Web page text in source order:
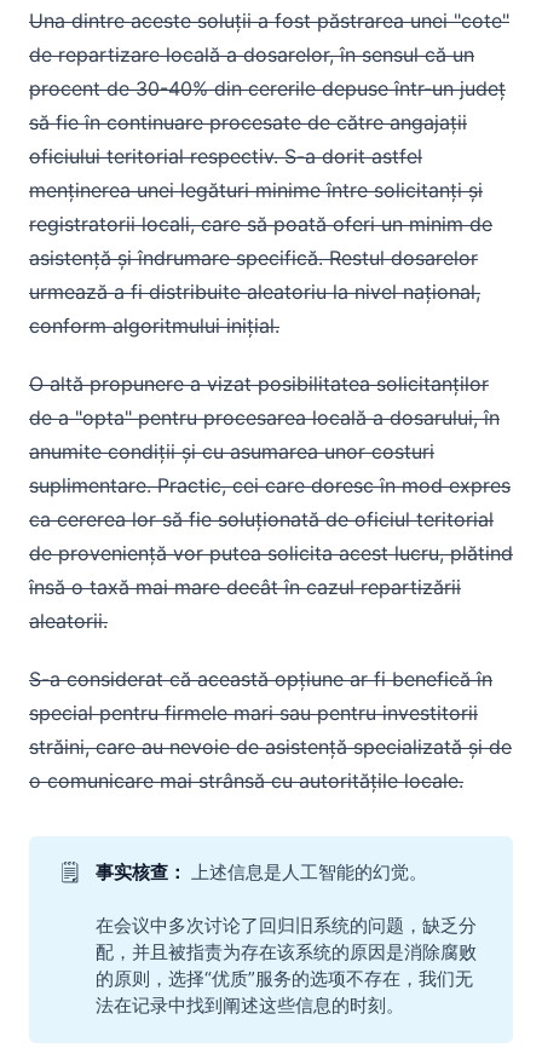
Una dintre aceste soluții a fost păstrarea unei "cote"
de repartizare locală a dosarelor, în sensul că un
procent de 30-40% din cererile depuse într-un județ
să fie în continuare procesate de către angajații
oficiului teritorial respectiv. S-a dorit astfel
menținerea unei legături minime între solicitanți și
registratorii locali, care să poată oferi un minim de
asistență și îndrumare specifică. Restul dosarelor
urmează a fi distribuite aleatoriu la nivel național,
conform algoritmului inițial.
O altă propunere a vizat posibilitatea solicitanților
de a "opta" pentru procesarea locală a dosarului, în
anumite condiții și cu asumarea unor costuri
suplimentare. Practic, cei care doresc în mod expres
ca cererea lor să fie soluționată de oficiul teritorial
de proveniență vor putea solicita acest lucru, plătind
însă o taxă mai mare decât în cazul repartizării
aleatorii.
S-a considerat că această opțiune ar fi benefică în
special pentru firmele mari sau pentru investitorii
străini, care au nevoie de asistență specializată și de
o comunicare mai strânsă cu autoritățile locale.
🗒️ 事实核查： 上述信息是人工智能的幻觉。
在会议中多次讨论了回归旧系统的问题，缺乏分
配，并且被指责为存在该系统的原因是消除腐败
的原则，选择“优质”服务的选项不存在，我们无
法在记录中找到阐述这些信息的时刻。